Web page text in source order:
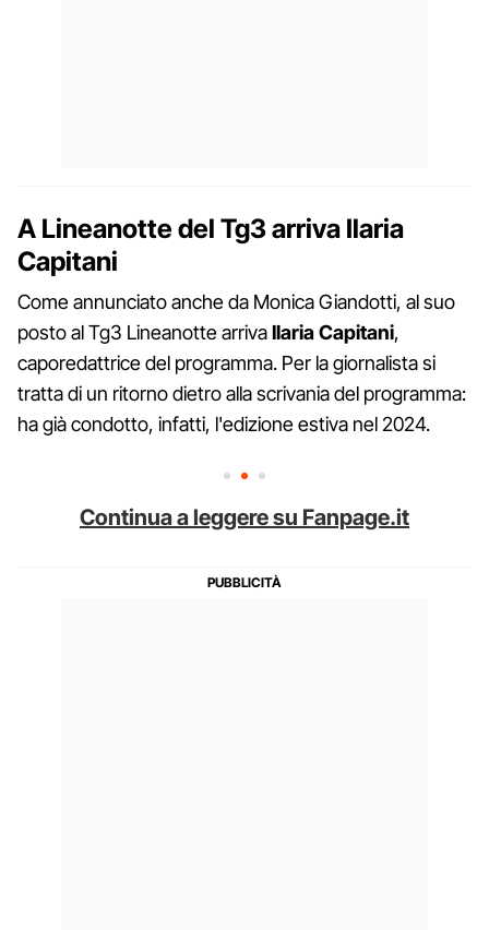
A Lineanotte del Tg3 arriva Ilaria
Capitani
Come annunciato anche da Monica Giandotti, al suo
posto al Tg3 Lineanotte arrivaIlaria Capitani,
caporedattrice del programma. Per la giornalista si
tratta di un ritorno dietro alla scrivania del programma:
ha già condotto, infatti, l'edizione estiva nel 2024.
Continua a leggere su Fanpage.it